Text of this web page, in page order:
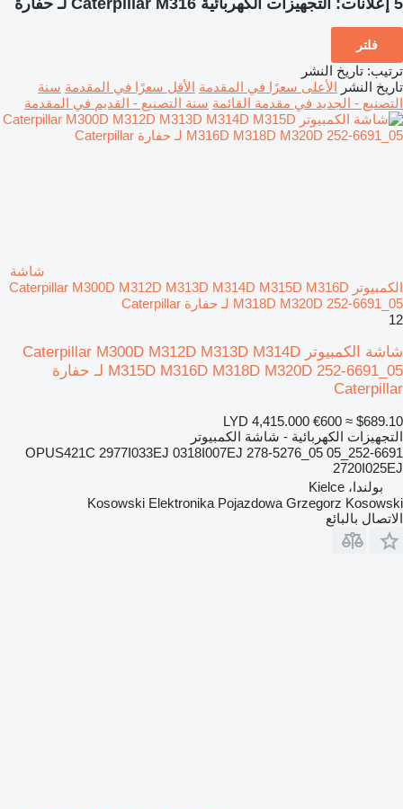
5 إعلانات: التجهيزات الكهربائية Caterpillar M316 لـ حفارة
فلتر
ترتيب: تاريخ النشر
تاريخ النشر الأعلى سعرًا في المقدمة الأقل سعرًا في المقدمة سنة
التصنيع - الجديد في مقدمة القائمة سنة التصنيع - القديم في المقدمة
شاشة
الكمبيوتر Caterpillar M300D M312D M313D M314D M315D M316D
M318D M320D 252-6691_05 لـ حفارة Caterpillar
12
شاشة الكمبيوتر Caterpillar M300D M312D M313D M314D
M315D M316D M318D M320D 252-6691_05 لـ حفارة
Caterpillar
LYD 4,415.000 €600 ≈ $689.10
التجهيزات الكهربائية - شاشة الكمبيوتر
252-6691_05 OPUS421C 2977I033EJ 0318I007EJ 278-5276_05
2720I025EJ
بولندا، Kielce
Kosowski Elektronika Pojazdowa Grzegorz Kosowski
الاتصال بالبائع